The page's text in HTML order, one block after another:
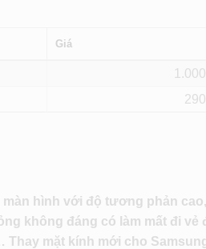
Giá
1.000
290
hình với độ tương phản
không đáng có làm mất đi vẻ
mặt kính mới cho